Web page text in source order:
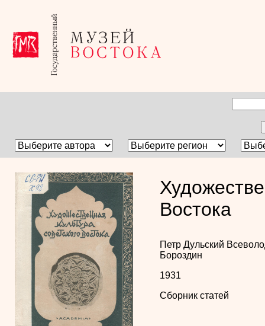
Востока
Петр Дульский
Бороздин
1931
Сборник статей